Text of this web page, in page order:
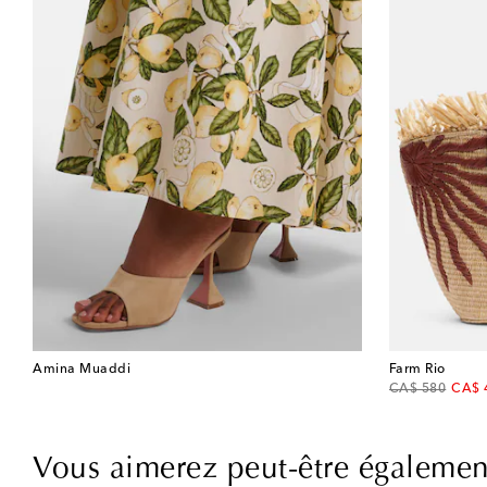
Amina Muaddi
Farm Rio
CA$ 580
original price
CA$
Vous aimerez peut-être